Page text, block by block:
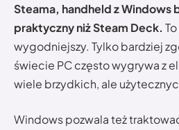
Steama, handheld z Windows
praktyczny niż Steam Deck.
wygodniejszy. Tylko bardziej
świecie PC często wygrywa z
wiele brzydkich, ale
Windows pozwala też